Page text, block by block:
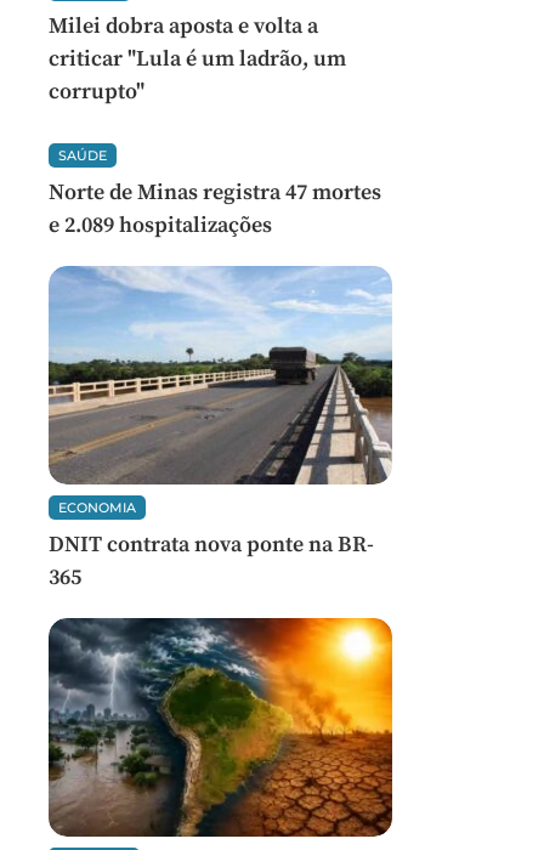
Milei dobra aposta e volta a
criticar "Lula é um ladrão, um
corrupto"
SAÚDE
Norte de Minas registra 47 mortes
e 2.089 hospitalizações
ECONOMIA
DNIT contrata nova ponte na BR-
365